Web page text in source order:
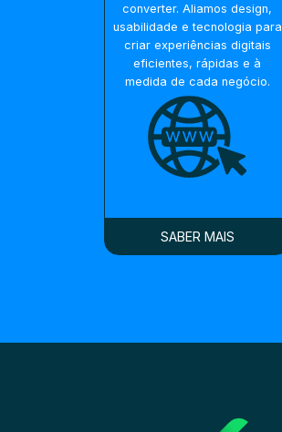
converter. Aliamos design,
usabilidade e tecnologia para
criar experiências digitais
eficientes, rápidas e à
medida de cada negócio.
SABER MAIS